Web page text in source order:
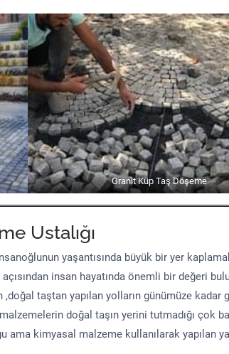
Granit Küp Taş Döşeme
Ustalığı
yaşantısında büyük bir yer
insan hayatında önemli bir değeri
,doğal taştan yapılan yolların günümüze
doğal taşın yerini tutmadığı çok
ama kimyasal malzeme kullanılarak yapılan